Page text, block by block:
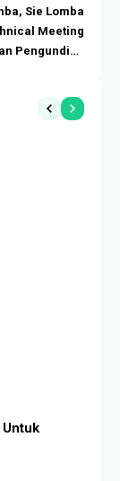
Sie Lomba
Meeting
Pengundian